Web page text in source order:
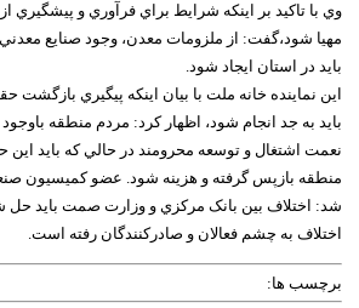
وي با تاکيد بر اينکه شرايط براي فرآوري و پيشگيري
مهيا شود،گفت: از ملزومات معدن، وجود صنايع
بايد در استان ايجاد شود.
اين نماينده خانه ملت با بيان اينکه پيگيري بازگشت
بايد به جد انجام شود، اظهار کرد: مردم منطقه باوجود
نعمت اشتغال و توسعه محرومند در حالي که بايد اين
منطقه بازپس گرفته و هزينه شود. عضو کميسيون
شد: اختلاف بين بانک مرکزي و وزارت صمت بايد حل
اختلاف به چشم فعالان و صادرکنندگان رفته است.
برچسب ها: